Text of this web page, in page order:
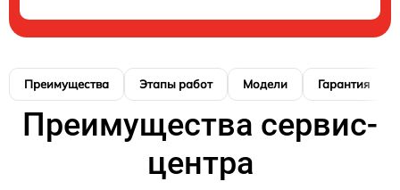
Преимущества Этапы работ Модели Гарантия
Преимущества сервис-
центра